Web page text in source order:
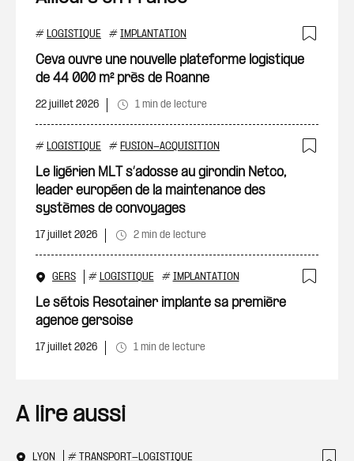
# LOGISTIQUE # IMPLANTATION
Ceva ouvre une nouvelle plateforme logistique
de 44 000 m² près de Roanne
22 juillet 2026 1 min de lecture
# LOGISTIQUE # FUSION-ACQUISITION
Le ligérien MLT s’adosse au girondin Netco,
leader européen de la maintenance des
systèmes de convoyages
17 juillet 2026 2 min de lecture
GERS # LOGISTIQUE # IMPLANTATION
Le sétois Resotainer implante sa première
agence gersoise
17 juillet 2026 1 min de lecture
A lire aussi
LYON # TRANSPORT-LOGISTIQUE